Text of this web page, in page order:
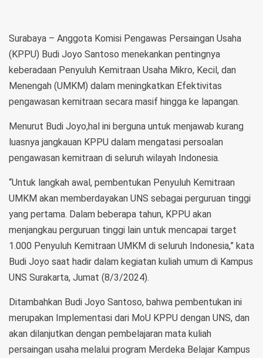
Surabaya – Anggota Komisi Pengawas Persaingan Usaha
(KPPU) Budi Joyo Santoso menekankan pentingnya
keberadaan Penyuluh Kemitraan Usaha Mikro, Kecil, dan
Menengah (UMKM) dalam meningkatkan Efektivitas
pengawasan kemitraan secara masif hingga ke lapangan.
Menurut Budi Joyo,hal ini berguna untuk menjawab kurang
luasnya jangkauan KPPU dalam mengatasi persoalan
pengawasan kemitraan di seluruh wilayah Indonesia.
“Untuk langkah awal, pembentukan Penyuluh Kemitraan
UMKM akan memberdayakan UNS sebagai perguruan tinggi
yang pertama. Dalam beberapa tahun, KPPU akan
menjangkau perguruan tinggi lain untuk mencapai target
1.000 Penyuluh Kemitraan UMKM di seluruh Indonesia,” kata
Budi Joyo saat hadir dalam kegiatan kuliah umum di Kampus
UNS Surakarta, Jumat (8/3/2024).
Ditambahkan Budi Joyo Santoso, bahwa pembentukan ini
merupakan Implementasi dari MoU KPPU dengan UNS, dan
akan dilanjutkan dengan pembelajaran mata kuliah
persaingan usaha melalui program Merdeka Belajar Kampus